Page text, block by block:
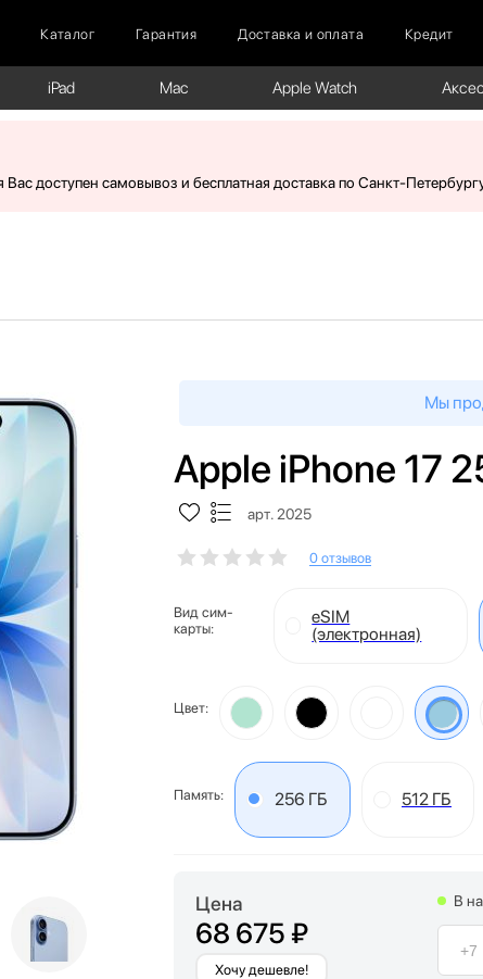
Каталог Гарантия Доставка и оплата Кредит
iPad Mac Apple Watch
доступен самовывоз и бесплатная доставка по Санкт-
Мы
Apple iPhone 17
арт. 2025
0 отзывов
Вид сим-
карты:
eSIM
(электронная)
Цвет:
Память: 256 ГБ 512 ГБ
Цена
68 675 ₽
Хочу дешевле!
В